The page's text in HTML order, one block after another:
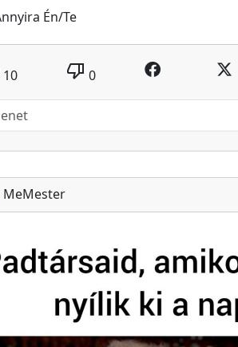
Én/Te
10 thumb_down 0
MeMester